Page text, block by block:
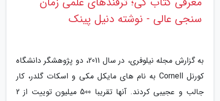
سنجی عالی - نوشته دنیل پینک
به گزارش مجله نیلوفری، در سال 2011، دو پژوهشگر دانشگاه
کورنل Cornell به نام های مایکل مکی و اسکات گلدر، کار
جالب و عجیبی کردند. آنها تقریبا 500 میلیون توییت از 2